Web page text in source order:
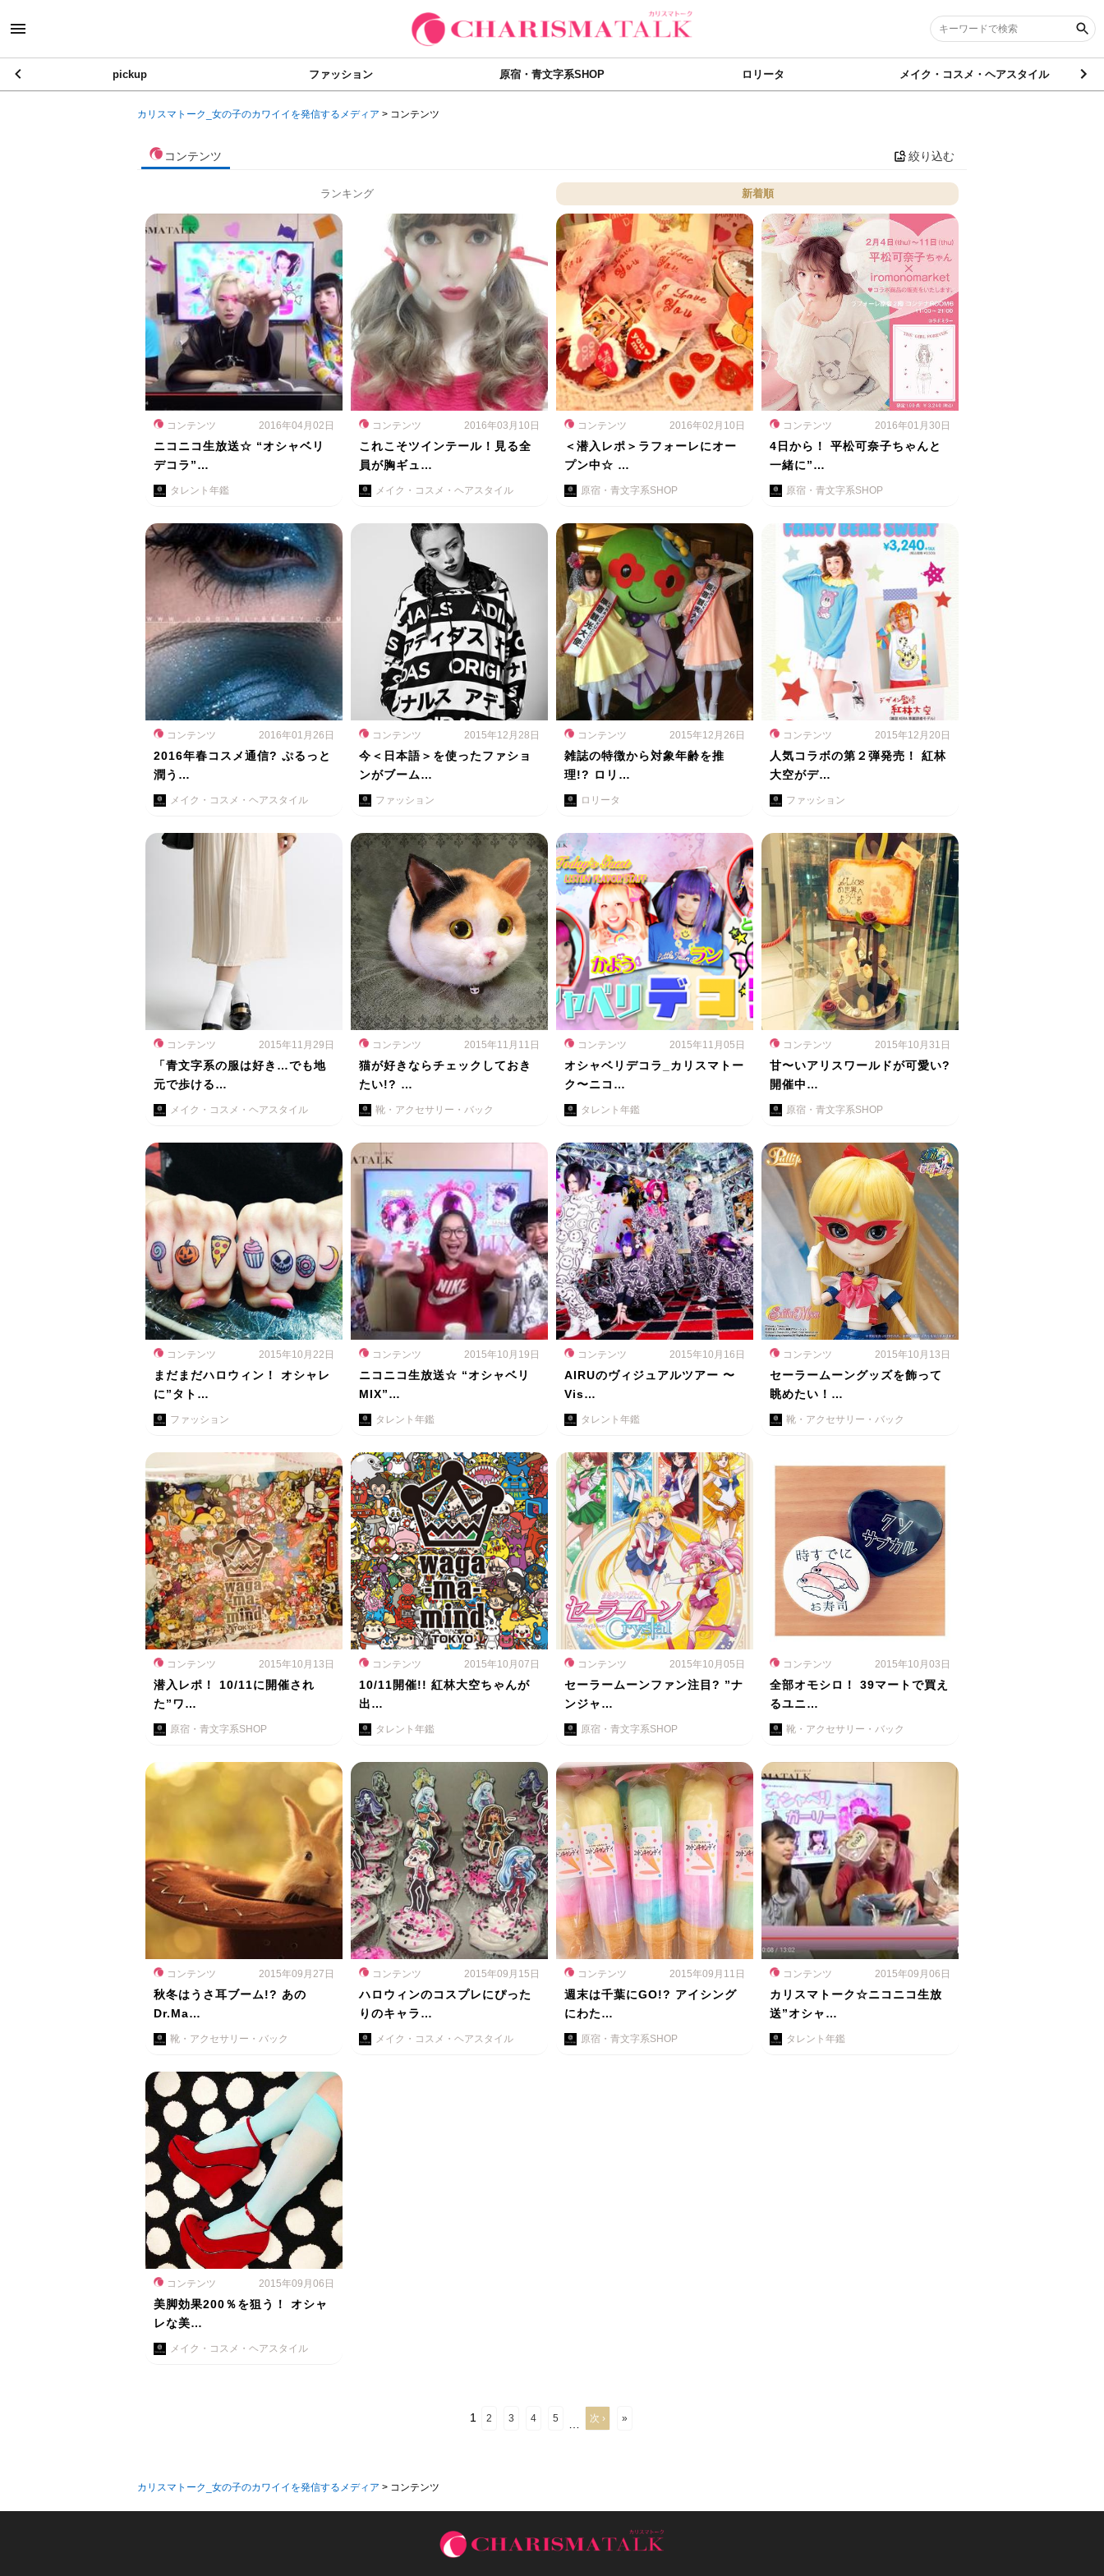
pickup ファッション 原宿・青文字系SHOP ロリータ メイク・コスメ・ヘアスタイル
カリスマトーク_女の子のカワイイを発信するメディア > コンテンツ
コンテンツ 絞り込む
ランキング 新着順
コンテンツ 2016年04月02日
ニコニコ生放送☆ “オシャベリ
デコラ”…
タレント年鑑
コンテンツ 2016年03月10日
これこそツインテール！見る全
員が胸ギュ…
メイク・コスメ・ヘアスタイル
コンテンツ 2016年02月10日
＜潜入レポ＞ラフォーレにオー
プン中☆ …
原宿・青文字系SHOP
コンテンツ 2016年01月30日
4日から！ 平松可奈子ちゃんと
一緒に”…
原宿・青文字系SHOP
コンテンツ 2016年01月26日
2016年春コスメ通信? ぷるっと
潤う…
メイク・コスメ・ヘアスタイル
コンテンツ 2015年12月28日
今＜日本語＞を使ったファショ
ンがブーム…
ファッション
コンテンツ 2015年12月26日
雑誌の特徴から対象年齢を推
理!? ロリ…
ロリータ
コンテンツ 2015年12月20日
人気コラボの第２弾発売！ 紅林
大空がデ…
ファッション
コンテンツ 2015年11月29日
「青文字系の服は好き…でも地
元で歩ける…
メイク・コスメ・ヘアスタイル
コンテンツ 2015年11月11日
猫が好きならチェックしておき
たい!? …
靴・アクセサリー・バック
コンテンツ 2015年11月05日
オシャベリデコラ_カリスマトー
ク〜ニコ…
タレント年鑑
コンテンツ 2015年10月31日
甘〜いアリスワールドが可愛い?
開催中…
原宿・青文字系SHOP
コンテンツ 2015年10月22日
まだまだハロウィン！ オシャレ
に”タト…
ファッション
コンテンツ 2015年10月19日
ニコニコ生放送☆ “オシャベリ
MIX”…
タレント年鑑
コンテンツ 2015年10月16日
AIRUのヴィジュアルツアー 〜
Vis…
タレント年鑑
コンテンツ 2015年10月13日
セーラームーングッズを飾って
眺めたい！…
靴・アクセサリー・バック
コンテンツ 2015年10月13日
潜入レポ！ 10/11に開催され
た”ワ…
原宿・青文字系SHOP
コンテンツ 2015年10月07日
10/11開催!! 紅林大空ちゃんが
出…
タレント年鑑
コンテンツ 2015年10月05日
セーラームーンファン注目? ”ナ
ンジャ…
原宿・青文字系SHOP
コンテンツ 2015年10月03日
全部オモシロ！ 39マートで買え
るユニ…
靴・アクセサリー・バック
コンテンツ 2015年09月27日
秋冬はうさ耳ブーム!? あの
Dr.Ma…
靴・アクセサリー・バック
コンテンツ 2015年09月15日
ハロウィンのコスプレにぴった
りのキャラ…
メイク・コスメ・ヘアスタイル
コンテンツ 2015年09月11日
週末は千葉にGO!? アイシング
にわた…
原宿・青文字系SHOP
コンテンツ 2015年09月06日
カリスマトーク☆ニコニコ生放
送”オシャ…
タレント年鑑
コンテンツ 2015年09月06日
美脚効果200％を狙う！ オシャ
レな美…
メイク・コスメ・ヘアスタイル
1 2 3 4 5 次 › »
カリスマトーク_女の子のカワイイを発信するメディア > コンテンツ